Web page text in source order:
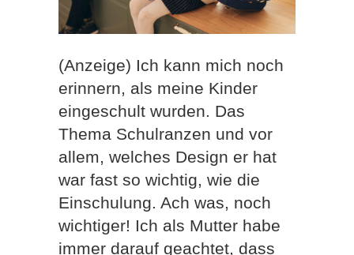
(Anzeige) Ich kann mich noch
erinnern, als meine Kinder
eingeschult wurden. Das
Thema Schulranzen und vor
allem, welches Design er hat
war fast so wichtig, wie die
Einschulung. Ach was, noch
wichtiger! Ich als Mutter habe
immer darauf geachtet, dass